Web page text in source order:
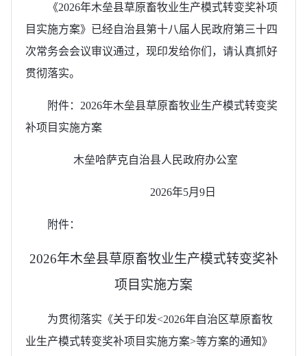
《2026年木垒县草原畜牧业生产模式转变奖补项
目实施方案》已经自治县第十八届人民政府第三十四
次常务会会议审议通过，现印发给你们，请认真抓好
贯彻落实。
附件：2026年木垒县草原畜牧业生产模式转变奖
补项目实施方案
木垒哈萨克自治县人民政府办公室
2026年5月9日
附件：
2026年木垒县草原畜牧业生产模式转变奖补
项目实施方案
为贯彻落实《关于印发<2026年自治区草原畜牧
业生产模式转变奖补项目实施方案>等方案的通知》